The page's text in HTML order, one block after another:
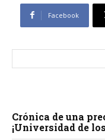
Facebook
Crónica de una
¡Universidad de